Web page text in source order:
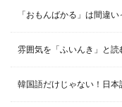
「おもんばかる」は間違
雰囲気を「ふいんき」と
韓国語だけじゃない！日